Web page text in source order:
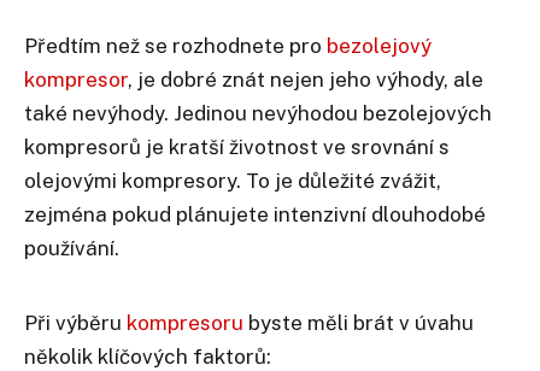
Předtím než se rozhodnete pro bezolejový
kompresor, je dobré znát nejen jeho výhody, ale
také nevýhody. Jedinou nevýhodou bezolejových
kompresorů je kratší životnost ve srovnání s
olejovými kompresory. To je důležité zvážit,
zejména pokud plánujete intenzivní dlouhodobé
používání.
Při výběru kompresoru byste měli brát v úvahu
několik klíčových faktorů: